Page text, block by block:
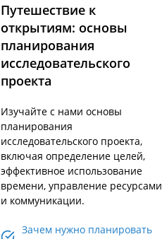
Путешествие к
открытиям: основы
планирования
исследовательского
проекта
Изучайте с нами основы
планирования
исследовательского проекта,
включая определение целей,
эффективное использование
времени, управление ресурсами
и коммуникации.
Зачем нужно планировать